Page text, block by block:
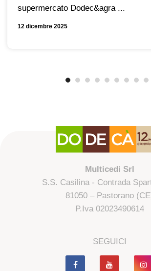
supermercato Dodec&agra ...
12 dicembre 2025
Multicedi Srl
S.S. Casilina - Contrada
81050 – Pastorano
P.Iva 02023490614
SEGUICI